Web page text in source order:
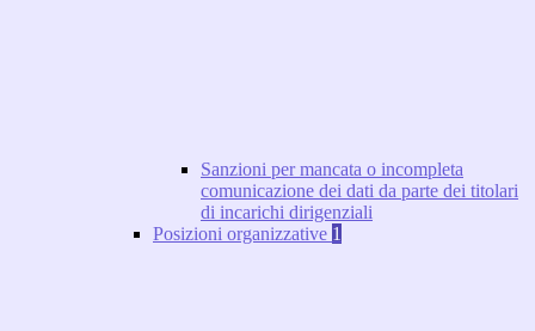
Sanzioni per mancata o incompleta
comunicazione dei dati da parte dei titolari
di incarichi dirigenziali
Posizioni organizzative 1